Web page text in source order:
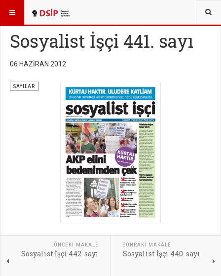
BURADASINIZ: YAYINLAR
Sosyalist İşçi 441. sayı
06 HAZIRAN 2012
SAYILAR
ÖNCEKI MAKALE
Sosyalist İşçi 442. sayı
SONRAKI MAKALE
Sosyalist İşçi 440. sayı